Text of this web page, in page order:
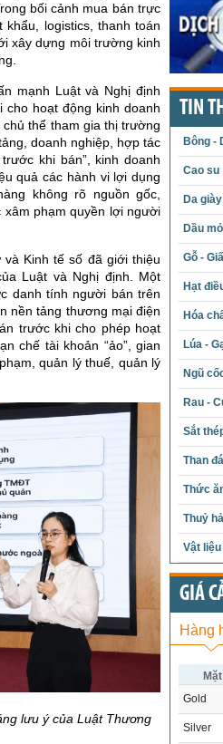
bối cảnh mua bán trực
logistics, thanh toán
xây dựng môi trường kinh
mạnh Luật và Nghị định
hoạt động kinh doanh
thể tham gia thị trường
doanh nghiệp, hợp tác
khi bán”, kinh doanh
quả các hành vi lợi dụng
không rõ nguồn gốc,
phạm quyền lợi người
Kinh tế số đã giới thiệu
Luật và Nghị định. Một
danh tính người bán trên
nền tảng thương mại điện
trước khi cho phép hoạt
chế tài khoản “ảo”, gian
quản lý thuế, quản lý
lưu ý của Luật Thương
TIN
Bông -
Cao su
Da giày
Dầu
Gỗ -
Hạt
Hóa
Lúa -
Ngũ
Rau -
Sắt
Than đá
Thức
Thuỷ
Vật
GIÁ
Hàng
Gold
Silver